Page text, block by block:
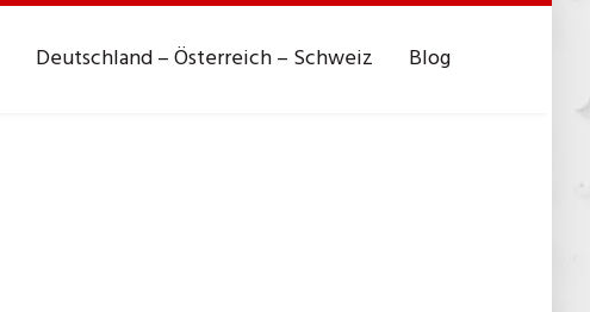
Deutschland – Österreich – Schweiz Blog